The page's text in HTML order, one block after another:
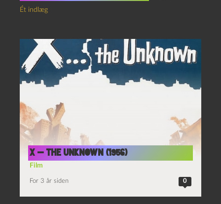
Ét indlæg
X — the unknown (1956)
Film
For 3 år siden 0